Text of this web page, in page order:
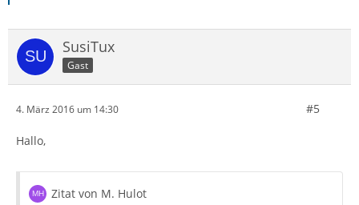
SusiTux
Gast
4. März 2016 um 14:30 #5
Hallo,
Zitat von M. Hulot